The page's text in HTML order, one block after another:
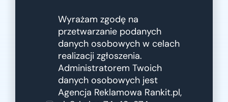
Wyrażam zgodę na
przetwarzanie podanych
danych osobowych w celach
realizacji zgłoszenia.
Administratorem Twoich
danych osobowych jest
Agencja Reklamowa Rankit.pl,